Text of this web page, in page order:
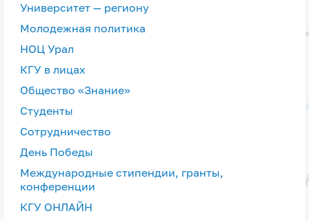
Университет — региону
Молодежная политика
НОЦ Урал
КГУ в лицах
Общество «Знание»
Студенты
Сотрудничество
День Победы
Международные стипендии, гранты,
конференции
КГУ ОНЛАЙН